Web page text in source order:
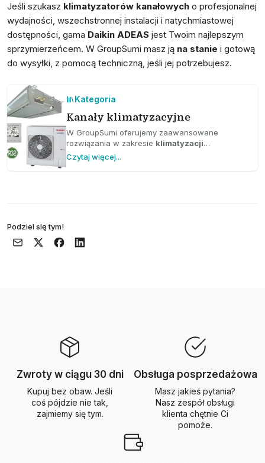
Jeśli szukasz klimatyzatorów kanałowych o profesjonalnej
wydajności, wszechstronnej instalacji i natychmiastowej
dostępności, gama Daikin ADEAS jest Twoim najlepszym
sprzymierzeńcem. W GroupSumi masz ją na stanie i gotową
do wysyłki, z pomocą techniczną, jeśli jej potrzebujesz.
Kategoria
Kanały klimatyzacyjne
W GroupSumi oferujemy zaawansowane
rozwiązania w zakresie klimatyzacji
kanałowej, które zapewniają równomierną i
efektywną dystrybucję powietrza w całym domu
Czytaj więcej...
Podziel się tym!
Zwroty w ciągu 30 dni
Kupuj bez obaw. Jeśli
coś pójdzie nie tak,
zajmiemy się tym.
Obsługa posprzedażowa
Masz jakieś pytania?
Nasz zespół obsługi
klienta chętnie Ci
pomoże.